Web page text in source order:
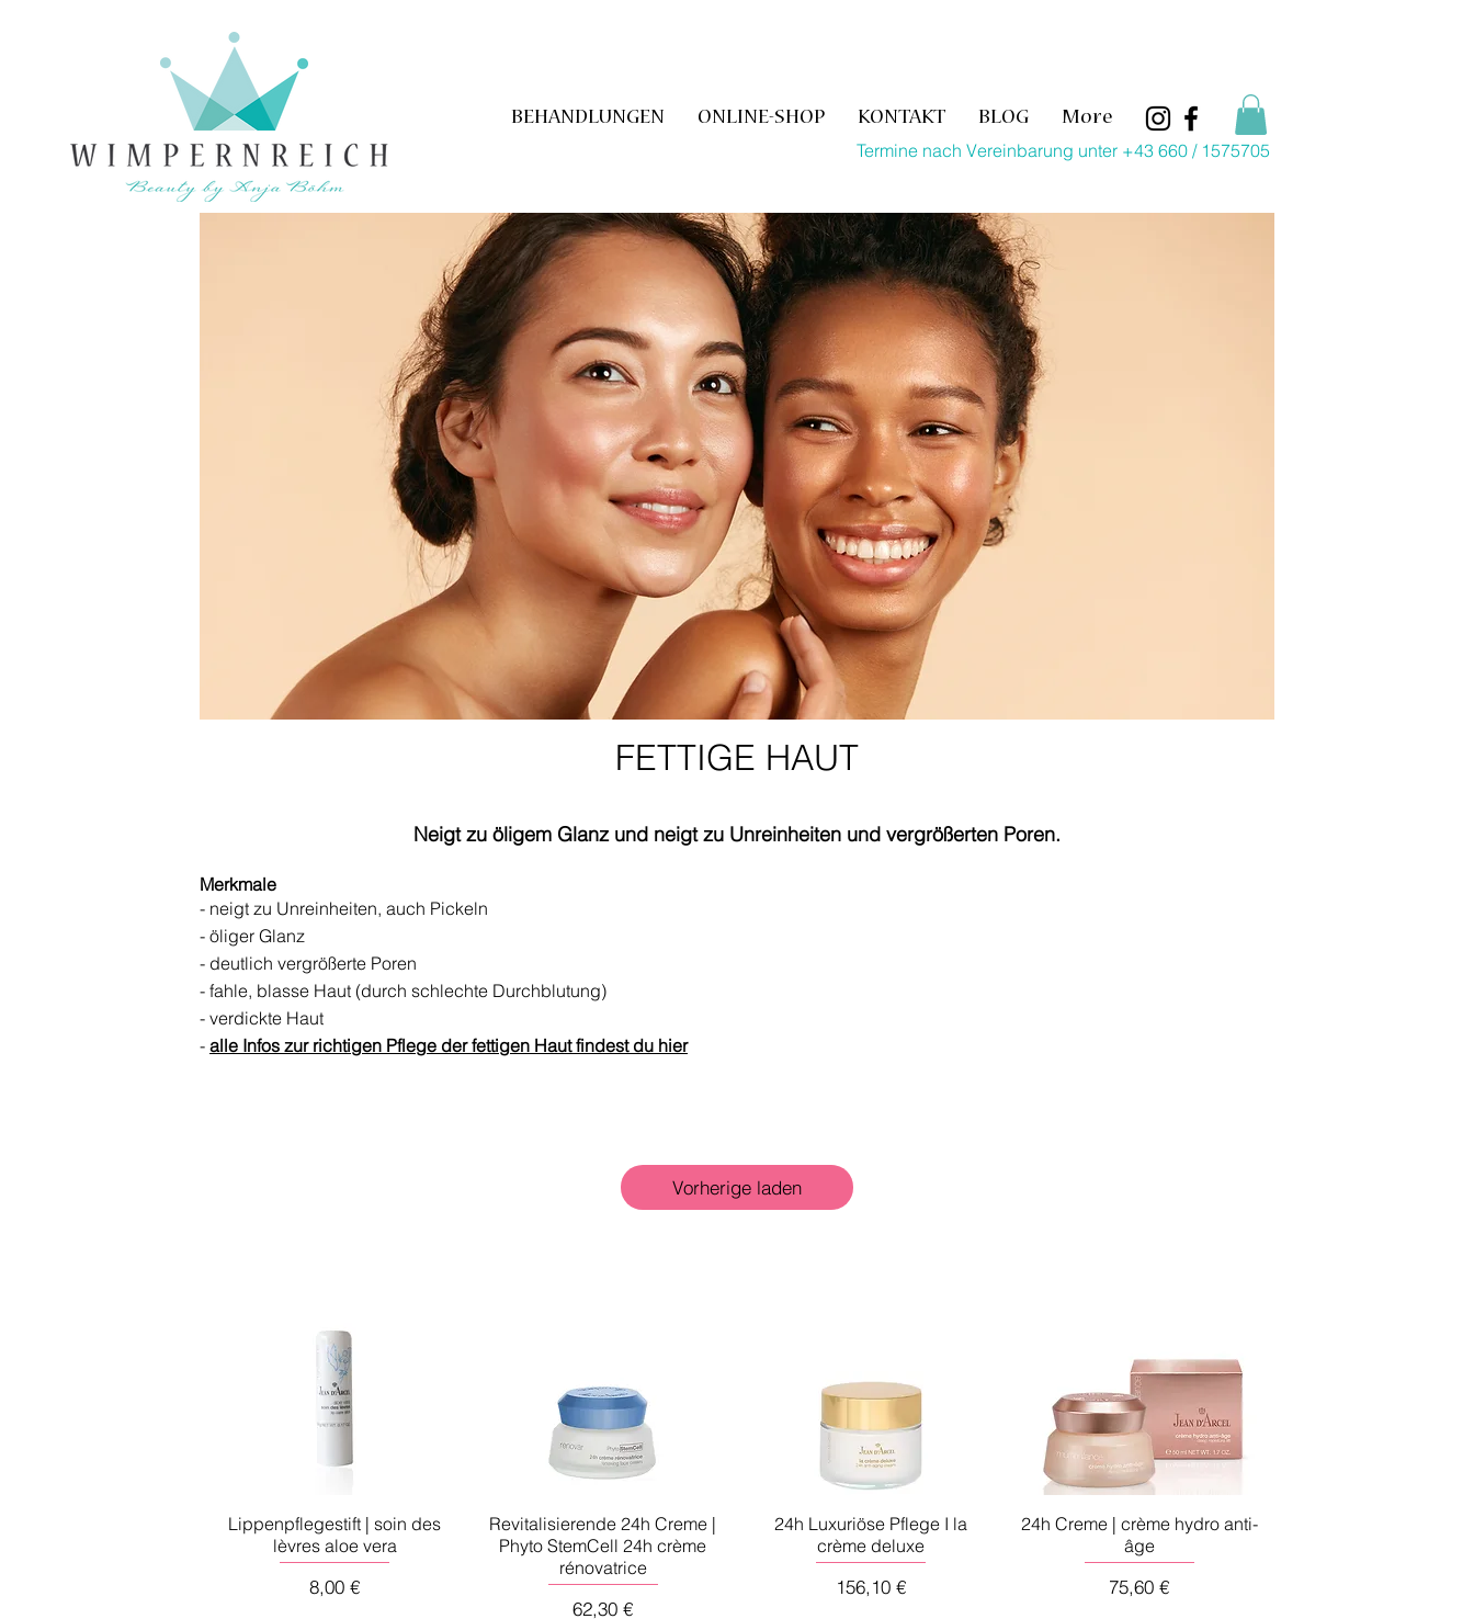
BEHANDLUNGEN ONLINE-SHOP KONTAKT BLOG
More
Termine nach Vereinbarung unter +43 660 / 1575705
FETTIGE HAUT
Neigt zu öligem Glanz und neigt zu Unreinheiten und vergrößerten Poren.
Merkmale
- neigt zu Unreinheiten, auch Pickeln
- öliger Glanz
- deutlich vergrößerte Poren
- fahle, blasse Haut (durch schlechte Durchblutung)
- verdickte Haut
- alle Infos zur richtigen Pflege der fettigen Haut findest du hier
Vorherige laden
Lippenpflegestift | soin des
lèvres aloe vera
Preis
8,00 €
Revitalisierende 24h Creme |
Phyto StemCell 24h crème
rénovatrice
Preis
62,30 €
24h Luxuriöse Pflege I la
crème deluxe
Preis
156,10 €
24h Creme | crème hydro anti-
âge
Preis
75,60 €